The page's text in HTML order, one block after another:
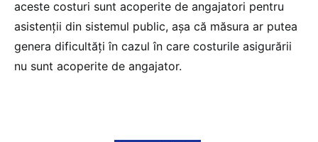
aceste costuri sunt acoperite de angajatori pentru
asistenții din sistemul public, așa că măsura ar putea
genera dificultăți în cazul în care costurile asigurării
nu sunt acoperite de angajator.